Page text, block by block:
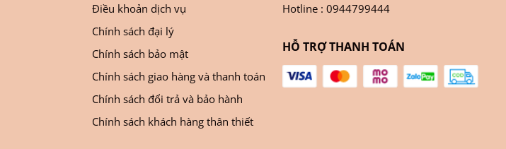
Điều khoản dịch vụ
Chính sách đại lý
Chính sách bảo mật
Chính sách giao hàng và thanh toán
Chính sách đổi trả và bảo hành
Chính sách khách hàng thân thiết
Hotline : 0944799444
HỖ TRỢ THANH TOÁN